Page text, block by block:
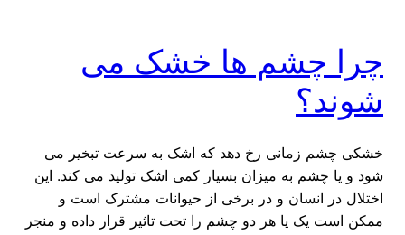
چرا چشم ها خشک می
شوند؟
خشکی چشم زمانی رخ دهد که اشک به سرعت تبخیر می
شود و یا چشم به میزان بسیار کمی اشک تولید می کند. این
اختلال در انسان و در برخی از حیوانات مشترک است و
ممکن است یک یا هر دو چشم را تحت تاثیر قرار داده و منجر